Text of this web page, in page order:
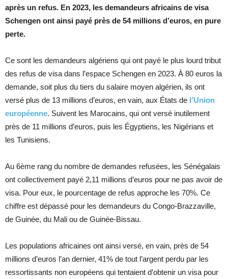
après un refus. En 2023, les demandeurs africains de visa
Schengen ont ainsi payé près de 54 millions d’euros, en pure
perte.
Ce sont les demandeurs algériens qui ont payé le plus lourd tribut
des refus de visa dans l’espace Schengen en 2023. À 80 euros la
demande, soit plus du tiers du salaire moyen algérien, ils ont
versé plus de 13 millions d’euros, en vain, aux États de l’Union
européenne. Suivent les Marocains, qui ont versé inutilement
près de 11 millions d’euros, puis les Égyptiens, les Nigérians et
les Tunisiens.
Au 6ème rang du nombre de demandes refusées, les Sénégalais
ont collectivement payé 2,11 millions d’euros pour ne pas avoir de
visa. Pour eux, le pourcentage de refus approche les 70%. Ce
chiffre est dépassé pour les demandeurs du Congo-Brazzaville,
de Guinée, du Mali ou de Guinée-Bissau.
Les populations africaines ont ainsi versé, en vain, près de 54
millions d’euros l’an dernier, 41% de tout l’argent perdu par les
ressortissants non européens qui tentaient d’obtenir un visa pour